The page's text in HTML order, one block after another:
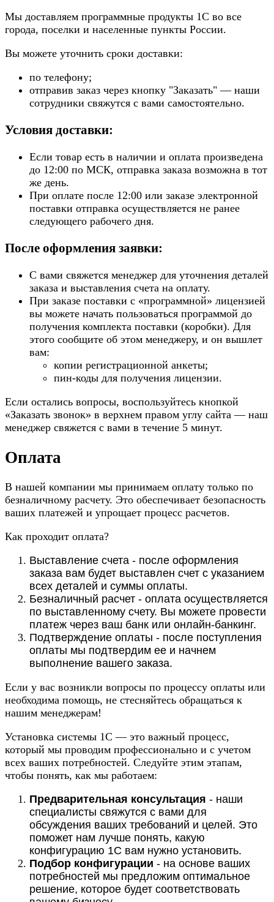
Мы доставляем программные продукты 1С во все
города, поселки и населенные пункты России.
Вы можете уточнить сроки доставки:
по телефону;
отправив заказ через кнопку "Заказать" — наши
сотрудники свяжутся с вами самостоятельно.
Условия доставки:
Если товар есть в наличии и оплата произведена
до 12:00 по МСК, отправка заказа возможна в тот
же день.
При оплате после 12:00 или заказе электронной
поставки отправка осуществляется не ранее
следующего рабочего дня.
После оформления заявки:
С вами свяжется менеджер для уточнения деталей
заказа и выставления счета на оплату.
При заказе поставки с «программной» лицензией
вы можете начать пользоваться программой до
получения комплекта поставки (коробки). Для
этого сообщите об этом менеджеру, и он вышлет
вам:
копии регистрационной анкеты;
пин-коды для получения лицензии.
Если остались вопросы, воспользуйтесь кнопкой
«Заказать звонок» в верхнем правом углу сайта — наш
менеджер свяжется с вами в течение 5 минут.
Оплата
В нашей компании мы принимаем оплату только по
безналичному расчету. Это обеспечивает безопасность
ваших платежей и упрощает процесс расчетов.
Как проходит оплата?
Выставление счета - после оформления
заказа вам будет выставлен счет с указанием
всех деталей и суммы оплаты.
Безналичный расчет - оплата осуществляется
по выставленному счету. Вы можете провести
платеж через ваш банк или онлайн-банкинг.
Подтверждение оплаты - после поступления
оплаты мы подтвердим ее и начнем
выполнение вашего заказа.
Если у вас возникли вопросы по процессу оплаты или
необходима помощь, не стесняйтесь обращаться к
нашим менеджерам!
Установка системы 1С — это важный процесс,
который мы проводим профессионально и с учетом
всех ваших потребностей. Следуйте этим этапам,
чтобы понять, как мы работаем:
Предварительная консультация - наши
специалисты свяжутся с вами для
обсуждения ваших требований и целей. Это
поможет нам лучше понять, какую
конфигурацию 1С вам нужно установить.
Подбор конфигурации - на основе ваших
потребностей мы предложим оптимальное
решение, которое будет соответствовать